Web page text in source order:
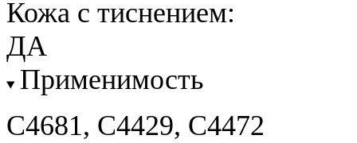
Кожа с тиснением:
ДА
Применимость
C4681, C4429, C4472